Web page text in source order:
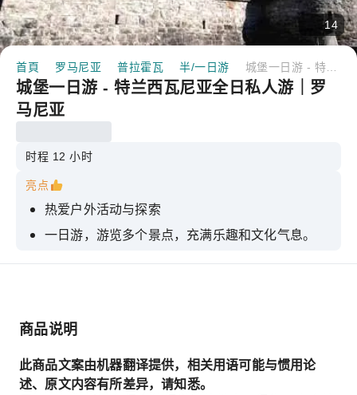
14
首頁 罗马尼亚 普拉霍瓦 半/一日游
城堡一日游 - 特兰西瓦尼亚全日私人游｜罗
马尼亚
时程 12 小时
亮点
热爱户外活动与探索
一日游，游览多个景点，充满乐趣和文化气息。
私立且综合
商品说明
此商品文案由机器翻译提供，相关用语可能与惯用论
述、原文内容有所差异，请知悉。